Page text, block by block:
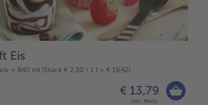
Eis
= 840 ml (Stück € 2,30 / 1 l = € 16,42)
€ 13,79
inkl. MwSt.